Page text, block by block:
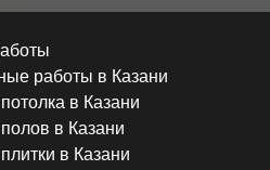
работы в Казани
в Казани
в Казани
в Казани